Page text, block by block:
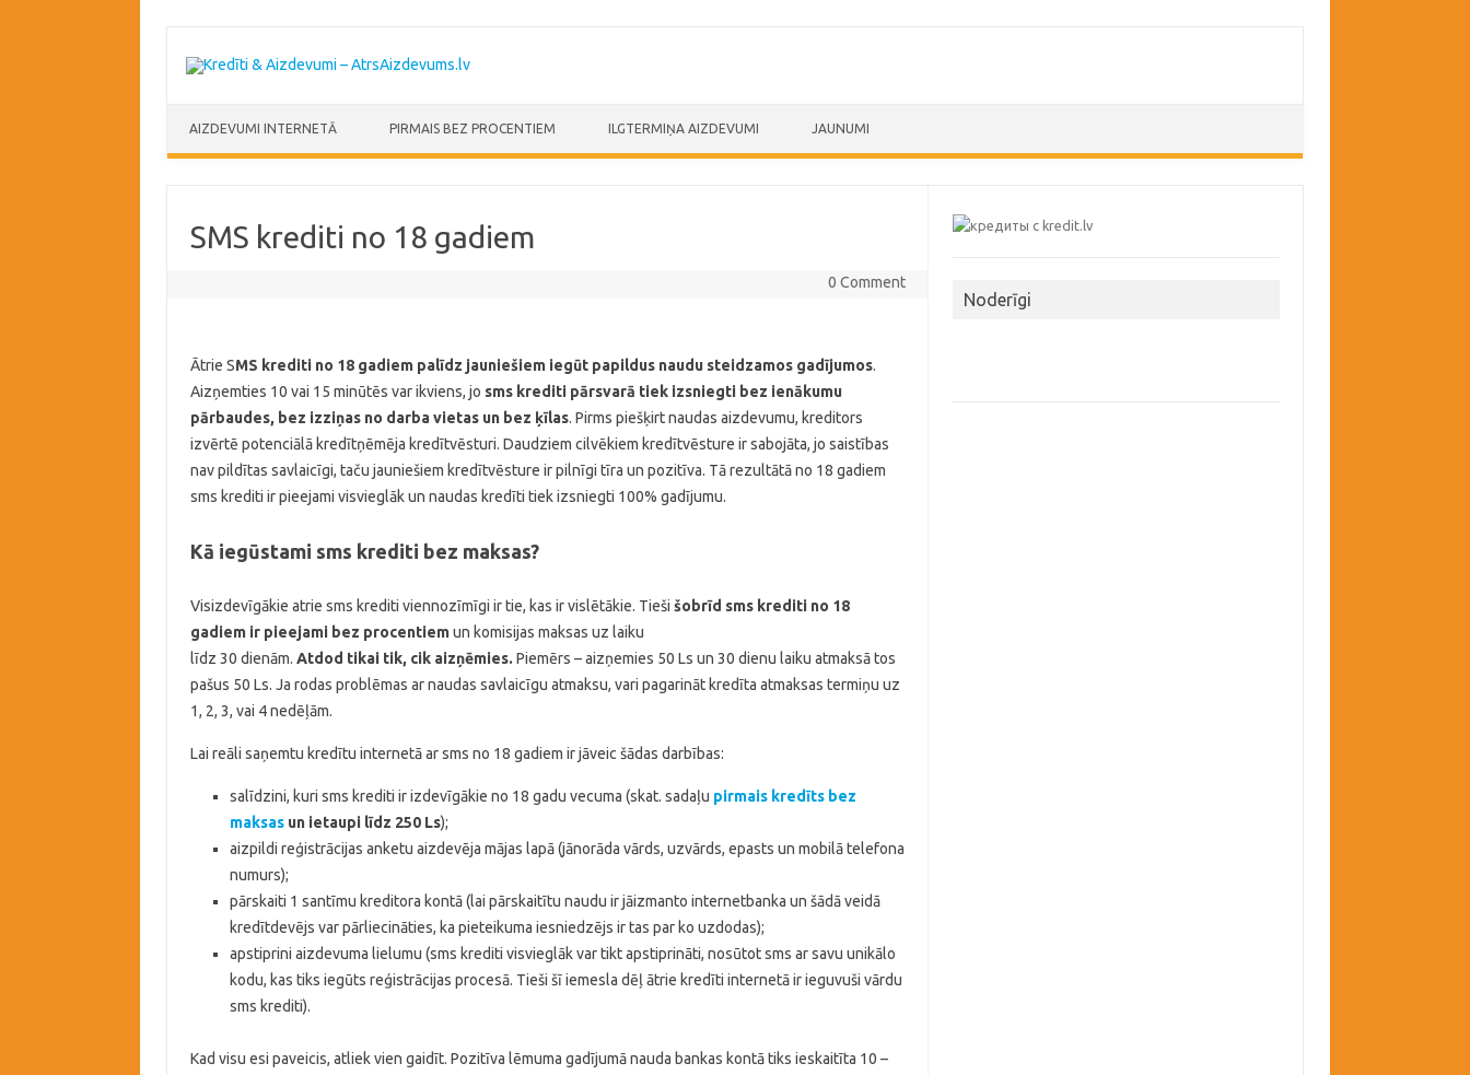
AIZDEVUMI INTERNETĀ PIRMAIS BEZ PROCENTIEM ILGTERMIŅA AIZDEVUMI JAUNUMI
SMS krediti no 18 gadiem
0 Comment
Ātrie SMS krediti no 18 gadiem palīdz jauniešiem iegūt papildus naudu steidzamos gadījumos.
Aizņemties 10 vai 15 minūtēs var ikviens, jo sms krediti pārsvarā tiek izsniegti bez ienākumu
pārbaudes, bez izziņas no darba vietas un bez ķīlas. Pirms piešķirt naudas aizdevumu, kreditors
izvērtē potenciālā kredītņēmēja kredītvēsturi. Daudziem cilvēkiem kredītvēsture ir sabojāta, jo saistības
nav pildītas savlaicīgi, taču jauniešiem kredītvēsture ir pilnīgi tīra un pozitīva. Tā rezultātā no 18 gadiem
sms krediti ir pieejami visvieglāk un naudas kredīti tiek izsniegti 100% gadījumu.
Kā iegūstami sms krediti bez maksas?
Visizdevīgākie atrie sms krediti viennozīmīgi ir tie, kas ir vislētākie. Tieši šobrīd sms krediti no 18
gadiem ir pieejami bez procentiemun komisijas maksas uz laiku
līdz 30 dienām. Atdod tikai tik, cik aizņēmies. Piemērs – aizņemies 50 Ls un 30 dienu laiku atmaksā tos
pašus 50 Ls. Ja rodas problēmas ar naudas savlaicīgu atmaksu, vari pagarināt kredīta atmaksas termiņu uz
1, 2, 3, vai 4 nedēļām.
Lai reāli saņemtu kredītu internetā ar sms no 18 gadiem ir jāveic šādas darbības:
salīdzini, kuri sms krediti ir izdevīgākie no 18 gadu vecuma (skat. sadaļu pirmais kredīts bez
maksas un ietaupi līdz 250 Ls);
aizpildi reģistrācijas anketu aizdevēja mājas lapā (jānorāda vārds, uzvārds, epasts un mobilā telefona
numurs);
pārskaiti 1 santīmu kreditora kontā (lai pārskaitītu naudu ir jāizmanto internetbanka un šādā veidā
kredītdevējs var pārliecināties, ka pieteikuma iesniedzējs ir tas par ko uzdodas);
apstiprini aizdevuma lielumu (sms krediti visvieglāk var tikt apstiprināti, nosūtot sms ar savu unikālo
kodu, kas tiks iegūts reģistrācijas procesā. Tieši šī iemesla dēļ ātrie kredīti internetā ir ieguvuši vārdu
sms krediti).
Kad visu esi paveicis, atliek vien gaidīt. Pozitīva lēmuma gadījumā nauda bankas kontā tiks ieskaitīta 10 –
Noderīgi